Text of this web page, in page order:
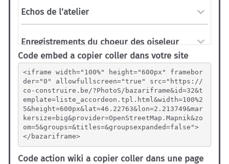
Code embed a copier coller dans votre site
<iframe width="100%" height="600px" framebor
der="0" allowfullscreen="true" src="https://
co-construire.be/?PhotoS/bazariframe&id=32&t
emplate=liste_accordeon.tpl.html&width=100%2
5&height=600px&lat=46.22763&lon=2.213749&mar
kersize=big&provider=OpenStreetMap.Mapnik&zo
om=5&groups=&titles=&groupsexpanded=false">
</bazariframe>
Code action wiki a copier coller dans une page